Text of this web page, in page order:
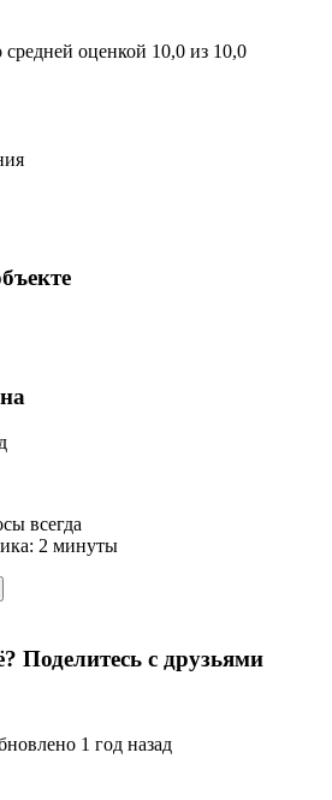
оценкой 10,0 из 10,0
всегда
2 минуты
Поделитесь с друзьями
1 год назад